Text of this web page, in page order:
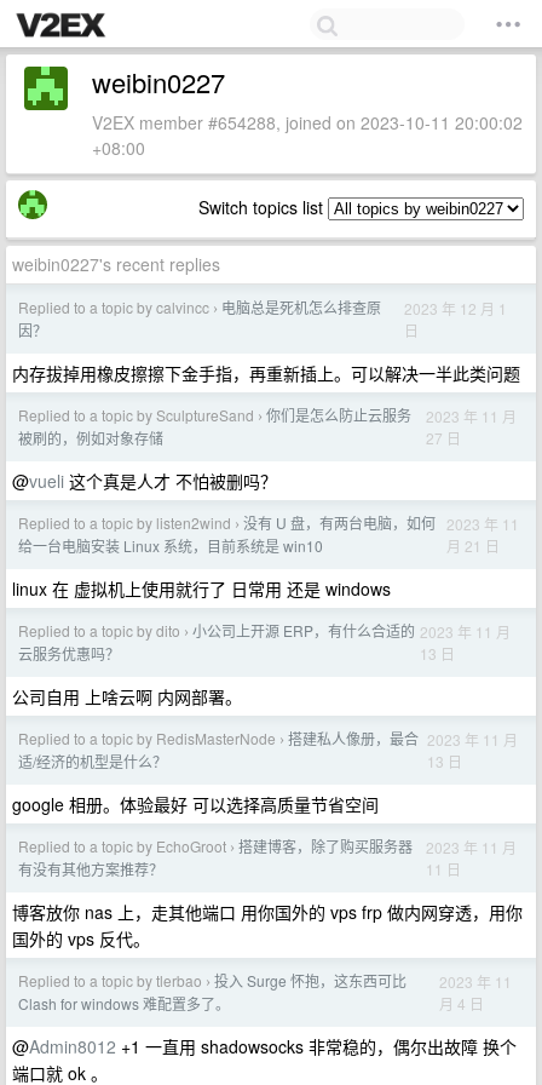
weibin0227
V2EX member #654288, joined on 2023-10-11 20:00:02
+08:00
Switch topics list
weibin0227's recent replies
Replied to a topic by calvincc › 电脑总是死机怎么排查原
因？
2023 年 12 月 1
日
内存拔掉用橡皮擦擦下金手指，再重新插上。可以解决一半此类问题
Replied to a topic by SculptureSand › 你们是怎么防止云服务
被刷的，例如对象存储
2023 年 11 月
27 日
@vueli 这个真是人才 不怕被删吗？
Replied to a topic by listen2wind › 没有 U 盘，有两台电脑，如何
给一台电脑安装 Linux 系统，目前系统是 win10
2023 年 11
月 21 日
linux 在 虚拟机上使用就行了 日常用 还是 windows
Replied to a topic by dito › 小公司上开源 ERP，有什么合适的
云服务优惠吗？
2023 年 11 月
13 日
公司自用 上啥云啊 内网部署。
Replied to a topic by RedisMasterNode › 搭建私人像册，最合
适/经济的机型是什么？
2023 年 11 月
13 日
google 相册。体验最好 可以选择高质量节省空间
Replied to a topic by EchoGroot › 搭建博客，除了购买服务器
有没有其他方案推荐？
2023 年 11 月
11 日
博客放你 nas 上，走其他端口 用你国外的 vps frp 做内网穿透，用你
国外的 vps 反代。
Replied to a topic by tlerbao › 投入 Surge 怀抱，这东西可比
Clash for windows 难配置多了。
2023 年 11
月 4 日
@Admin8012 +1 一直用 shadowsocks 非常稳的，偶尔出故障 换个
端口就 ok 。